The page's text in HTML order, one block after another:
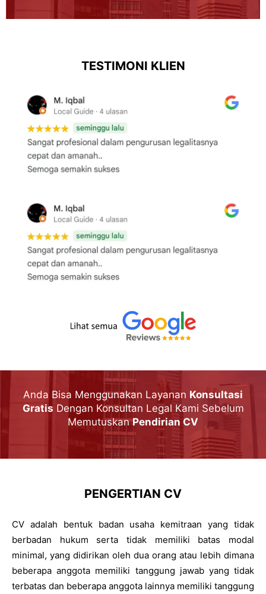
TESTIMONI KLIEN
Anda Bisa Menggunakan Layanan Konsultasi
Gratis Dengan Konsultan Legal Kami Sebelum
MemutuskanPendirian CV
PENGERTIAN CV
CV adalah bentuk badan usaha kemitraan yang tidak
berbadan hukum serta tidak memiliki batas modal
minimal, yang didirikan oleh dua orang atau lebih dimana
beberapa anggota memiliki tanggung jawab yang tidak
terbatas dan beberapa anggota lainnya memiliki tanggung